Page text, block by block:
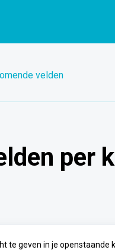
velden
per
geven in je openstaande